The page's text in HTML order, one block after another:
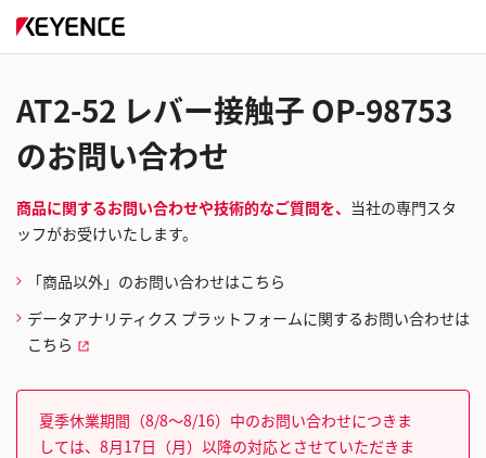
AT2-52 レバー接触子 OP-98753
のお問い合わせ
商品に関するお問い合わせや技術的なご質問を、 当社の専門スタ
ッフがお受けいたします。
「商品以外」のお問い合わせはこちら
データアナリティクス プラットフォームに関するお問い合わせは
こちら
夏季休業期間（8/8～8/16）中のお問い合わせにつきま
しては、8月17日（月）以降の対応とさせていただきま